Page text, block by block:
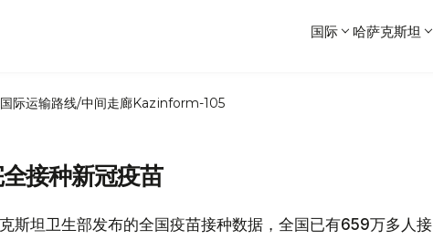
国际 哈萨克斯坦
际运输路线/中间走廊Kazinform-105
接种新冠疫苗
斯坦卫生部发布的全国疫苗接种数据，全国已有659万多人接